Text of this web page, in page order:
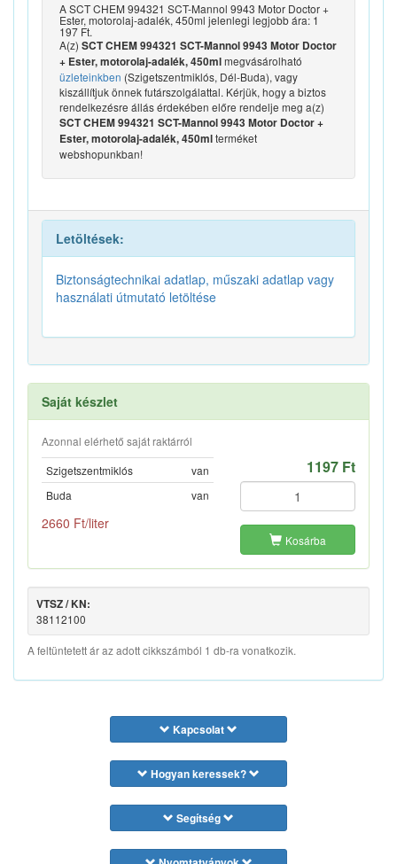
A SCT CHEM 994321 SCT-Mannol 9943 Motor Doctor +
Ester, motorolaj-adalék, 450ml jelenlegi legjobb ára: 1
197 Ft.
A(z) SCT CHEM 994321 SCT-Mannol 9943 Motor Doctor
+ Ester, motorolaj-adalék, 450mlmegvásárolható
üzleteinkben (Szigetszentmiklós, Dél-Buda), vagy
kiszállítjuk önnek futárszolgálattal. Kérjük, hogy a biztos
rendelkezésre állás érdekében előre rendelje meg a(z)
SCT CHEM 994321 SCT-Mannol 9943 Motor Doctor +
Ester, motorolaj-adalék, 450mlterméket
webshopunkban!
Letöltések:
Biztonságtechnikai adatlap, műszaki adatlap vagy
használati útmutató letöltése
Saját készlet
Azonnal elérhető saját raktárról
Szigetszentmiklós
van
Buda
van
2660 Ft/liter
1197 Ft
Kosárba
VTSZ / KN:
38112100
A feltüntetett ár az adott cikkszámból 1 db-ra vonatkozik.
Kapcsolat
Hogyan keressek?
Segítség